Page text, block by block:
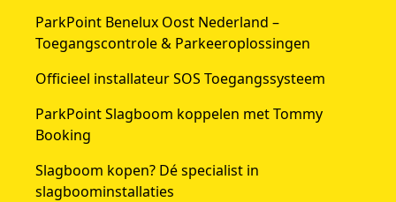
ParkPoint Benelux Oost Nederland –
Toegangscontrole & Parkeeroplossingen
Officieel installateur SOS Toegangssysteem
ParkPoint Slagboom koppelen met Tommy
Booking
Slagboom kopen? Dé specialist in
slagboominstallaties